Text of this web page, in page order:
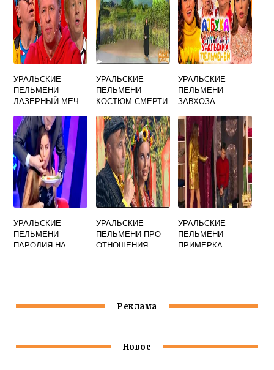
УРАЛЬСКИЕ
ПЕЛЬМЕНИ
ЛАЗЕРНЫЙ МЕЧ
УРАЛЬСКИЕ
ПЕЛЬМЕНИ
КОСТЮМ СМЕРТИ
УРАЛЬСКИЕ
ПЕЛЬМЕНИ
ЗАВХОЗА
УРАЛЬСКИЕ
ПЕЛЬМЕНИ
ПАРОДИЯ НА
УРАЛЬСКИЕ
ПЕЛЬМЕНИ ПРО
ОТНОШЕНИЯ
УРАЛЬСКИЕ
ПЕЛЬМЕНИ
ПРИМЕРКА
Реклама
Новое